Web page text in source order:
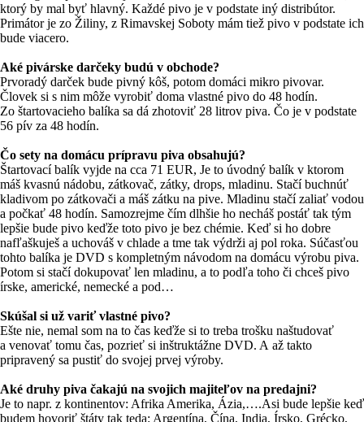
ktorý by mal byť hlavný. Každé pivo je v podstate iný distribútor.
Primátor je zo Žiliny, z Rimavskej Soboty mám tiež pivo v podstate ich
bude viacero.
Aké pivárske darčeky budú v obchode?
Prvoradý darček bude pivný kôš, potom domáci mikro pivovar.
Človek si s nim môže vyrobiť doma vlastné pivo do 48 hodín.
Zo štartovacieho balíka sa dá zhotoviť 28 litrov piva. Čo je v podstate
56 pív za 48 hodín.
Čo sety na domácu prípravu piva obsahujú?
Štartovací balík vyjde na cca 71 EUR, Je to úvodný balík v ktorom
máš kvasnú nádobu, zátkovač, zátky, drops, mladinu. Stačí buchnúť
kladivom po zátkovači a máš zátku na pive. Mladinu stačí zaliať vodou
a počkať 48 hodín. Samozrejme čím dlhšie ho necháš postáť tak tým
lepšie bude pivo keďže toto pivo je bez chémie. Keď si ho dobre
nafľaškuješ a uchováš v chlade a tme tak výdrži aj pol roka. Súčasťou
tohto balíka je DVD s kompletným návodom na domácu výrobu piva.
Potom si stačí dokupovať len mladinu, a to podľa toho či chceš pivo
írske, americké, nemecké a pod…
Skúšal si už variť vlastné pivo?
Ešte nie, nemal som na to čas keďže si to treba trošku naštudovať
a venovať tomu čas, pozrieť si inštruktážne DVD. A až takto
pripravený sa pustiť do svojej prvej výroby.
Aké druhy piva čakajú na svojich majiteľov na predajni?
Je to napr. z kontinentov: Afrika Amerika, Ázia,….Asi bude lepšie keď
budem hovoriť štáty tak teda: Argentína, Čína, India, Írsko, Grécko,